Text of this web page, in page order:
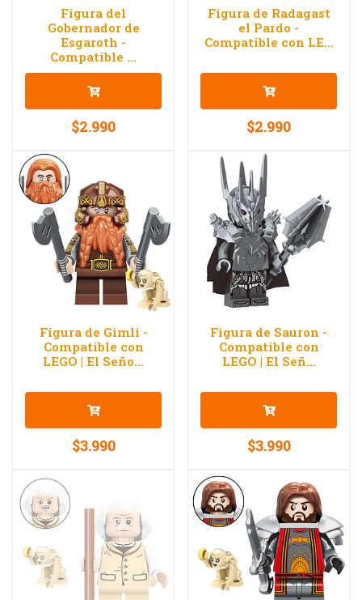
Figura del
Gobernador de
Esgaroth -
Compatible ...
$2.990
Figura de Radagast
el Pardo -
Compatible con LE...
$2.990
Figura de Gimli -
Compatible con
LEGO | El Seño...
$3.990
Figura de Sauron -
Compatible con
LEGO | El Señ...
$3.990